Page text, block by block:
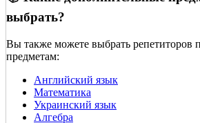
выбрать?
Вы также можете выбрать репетиторов
предметам:
Английский язык
Математика
Украинский язык
Алгебра